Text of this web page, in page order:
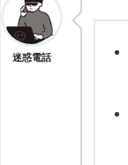
迷惑電話